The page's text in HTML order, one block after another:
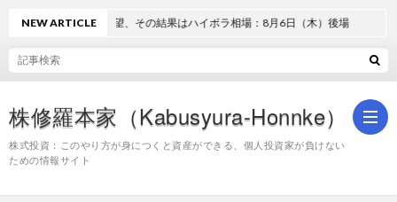
株修羅本家（Kabusyura-Honnke）
株式投資：このやり方が身につくと資産ができる、個人投資家が負けない
ための情報サイト
NEW ARTICLE
過熱と失望、その結果はハイボラ相場：8月6日（木）後場